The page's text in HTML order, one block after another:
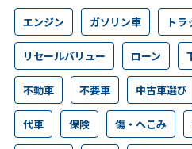
エンジン ガソリン車 トラ
リセールバリュー ローン
不動車 不要車 中古車選び
代車 保険 傷・へこみ